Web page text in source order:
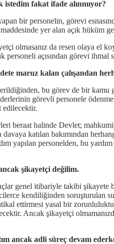
istedim fakat ifade alınmıyor?
bir personelin, görevi
maddesinde yer alan açık hüküm
olmasanız da resen olaya el
personeli açısından görevi ihmal
maruz kalan çalışandan
bu görev de bir kamu
görevli personele
edilecektir.
beraat halinde Devlet;
davaya katılan bakımından
yapılan personelden, bu
şikayetçi değilim.
genel itibariyle takibi şikayete
kendiliğinden soruşturulan
ettirmesi yasal bir
Ancak şikayetçi
ancak adli süreç devam